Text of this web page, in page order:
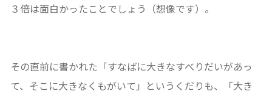
３倍は面白かったことでしょう（想像です）。
その直前に書かれた「すなばに大きなすべりだいがあっ
て、そこに大きなくもがいて」というくだりも、「大き